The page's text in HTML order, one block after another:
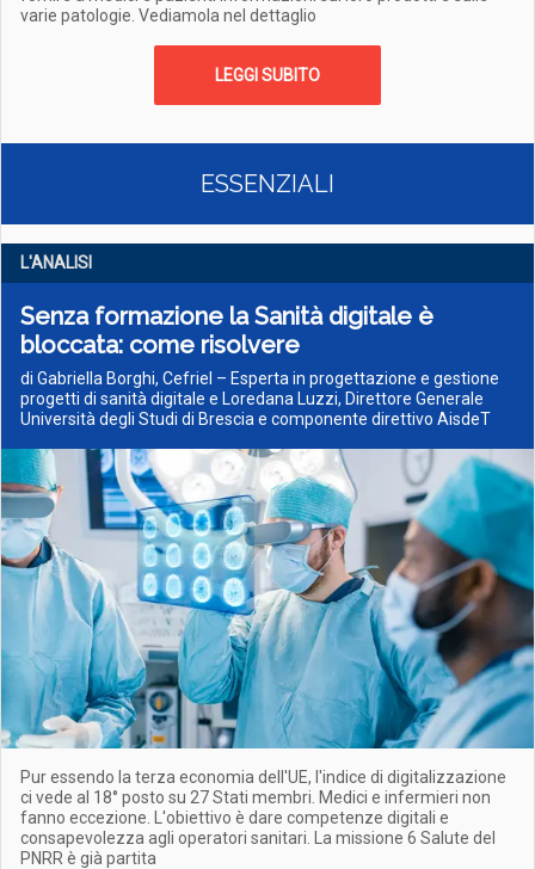
varie patologie. Vediamola nel dettaglio
LEGGI SUBITO
ESSENZIALI
L'ANALISI
Senza formazione la Sanità digitale è
bloccata: come risolvere
di Gabriella Borghi, Cefriel – Esperta in progettazione e gestione
progetti di sanità digitale e Loredana Luzzi, Direttore Generale
Università degli Studi di Brescia e componente direttivo AisdeT
Pur essendo la terza economia dell'UE, l'indice di digitalizzazione
ci vede al 18° posto su 27 Stati membri. Medici e infermieri non
fanno eccezione. L'obiettivo è dare competenze digitali e
consapevolezza agli operatori sanitari. La missione 6 Salute del
PNRR è già partita